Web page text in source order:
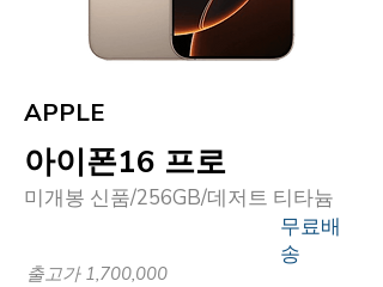
APPLE
아이폰16 프로
미개봉 신품/256GB/데저트 티타늄
출고가 1,700,000
무료배
송